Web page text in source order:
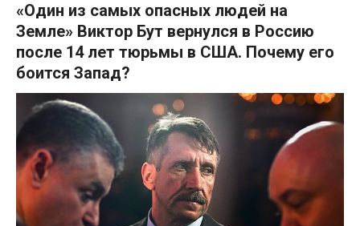
«Один из самых опасных людей на
Земле» Виктор Бут вернулся в Россию
после 14 лет тюрьмы в США. Почему его
боится Запад?